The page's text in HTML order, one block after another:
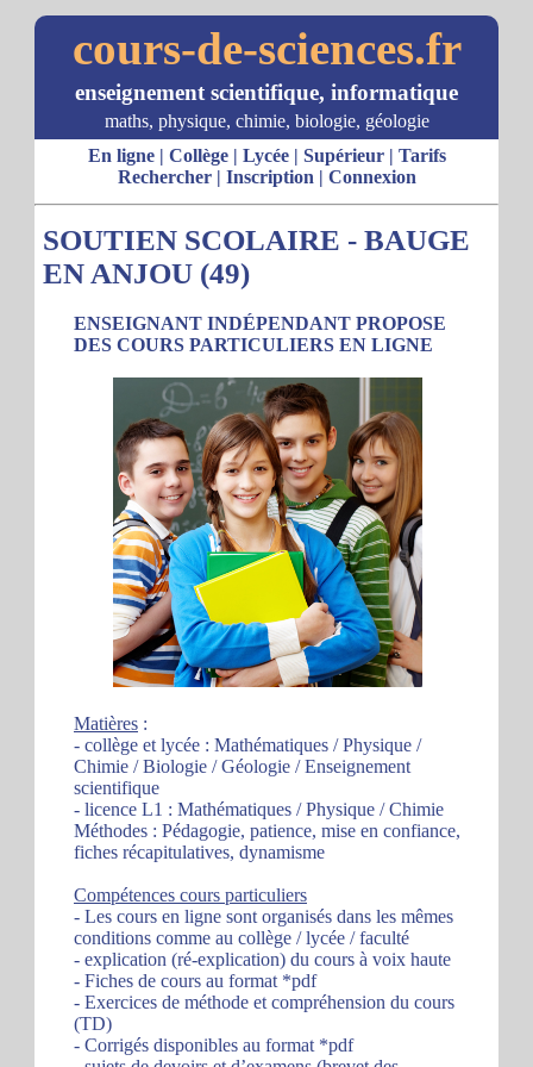
cours-de-sciences.fr
enseignement scientifique, informatique
maths, physique, chimie, biologie, géologie
En ligne| Collège| Lycée| Supérieur| Tarifs
Rechercher| Inscription | Connexion
SOUTIEN SCOLAIRE - BAUGE
EN ANJOU (49)
ENSEIGNANT INDÉPENDANT PROPOSE
DES COURS PARTICULIERS EN LIGNE
Matières :
- collège et lycée : Mathématiques / Physique /
Chimie / Biologie / Géologie / Enseignement
scientifique
- licence L1 : Mathématiques / Physique / Chimie
Méthodes : Pédagogie, patience, mise en confiance,
fiches récapitulatives, dynamisme
Compétences cours particuliers
- Les cours en ligne sont organisés dans les mêmes
conditions comme au collège / lycée / faculté
- explication (ré-explication) du cours à voix haute
- Fiches de cours au format *pdf
- Exercices de méthode et compréhension du cours
(TD)
- Corrigés disponibles au format *pdf